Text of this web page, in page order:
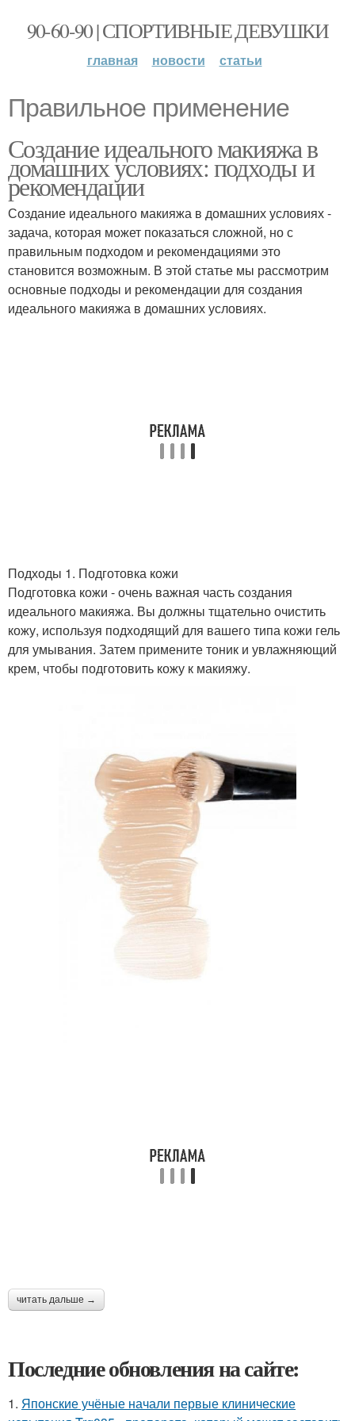
90-60-90 | СПОРТИВНЫЕ ДЕВУШКИ
главная новости статьи
Правильное применение
Создание идеального макияжа в
домашних условиях: подходы и
рекомендации
Создание идеального макияжа в домашних условиях -
задача, которая может показаться сложной, но с
правильным подходом и рекомендациями это
становится возможным. В этой статье мы рассмотрим
основные подходы и рекомендации для создания
идеального макияжа в домашних условиях.
Подходы 1. Подготовка кожи
Подготовка кожи - очень важная часть создания
идеального макияжа. Вы должны тщательно очистить
кожу, используя подходящий для вашего типа кожи гель
для умывания. Затем примените тоник и увлажняющий
крем, чтобы подготовить кожу к макияжу.
читать дальше →
Последние обновления на сайте:
1. Японские учёные начали первые клинические